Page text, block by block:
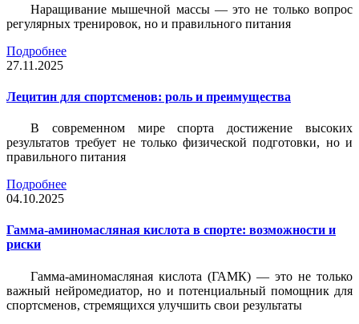
Наращивание мышечной массы — это не только вопрос
регулярных тренировок, но и правильного питания
Подробнее
27.11.2025
Лецитин для спортсменов: роль и преимущества
В современном мире спорта достижение высоких
результатов требует не только физической подготовки, но и
правильного питания
Подробнее
04.10.2025
Гамма-аминомасляная кислота в спорте: возможности и
риски
Гамма-аминомасляная кислота (ГАМК) — это не только
важный нейромедиатор, но и потенциальный помощник для
спортсменов, стремящихся улучшить свои результаты